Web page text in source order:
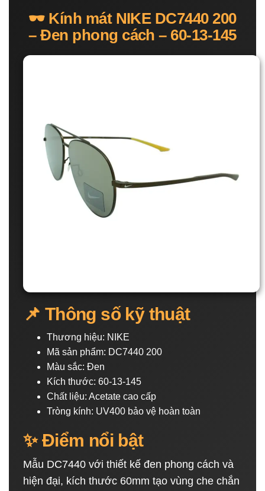
🕶️ Kính mát NIKE DC7440 200
– Đen phong cách – 60-13-145
📌 Thông số kỹ thuật
Thương hiệu: NIKE
Mã sản phẩm: DC7440 200
Màu sắc: Đen
Kích thước: 60-13-145
Chất liệu: Acetate cao cấp
Tròng kính: UV400 bảo vệ hoàn toàn
✨ Điểm nổi bật
Mẫu DC7440 với thiết kế đen phong cách và
hiện đại, kích thước 60mm tạo vùng che chắn